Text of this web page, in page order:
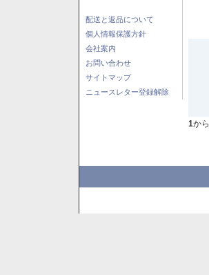
配送と返品について
個人情報保護方針
会社案内
お問い合わせ
サイトマップ
ニュースレター登録解除
1から